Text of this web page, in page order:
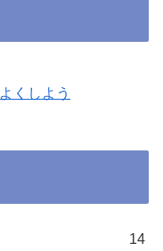
くしよう
14